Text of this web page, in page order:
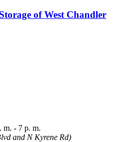
of West Chandler
m. - 7 p. m.
and N Kyrene Rd)